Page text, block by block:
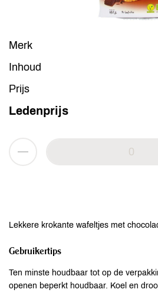
Merk
Inhoud
Prijs
Ledenprijs
Lekkere krokante wafeltjes met
Gebruikertips
Ten minste houdbaar tot op de
openen beperkt houdbaar. Koel en